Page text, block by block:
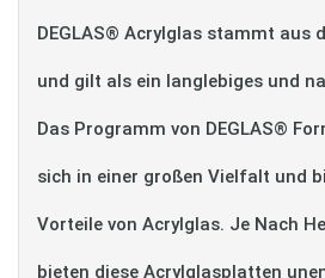
DEGLAS® Acrylglas stammt aus
und gilt als ein langlebiges und
Das Programm von DEGLAS®
sich in einer großen Vielfalt und
Vorteile von Acrylglas. Je Nach
bieten diese Acrylglasplatten